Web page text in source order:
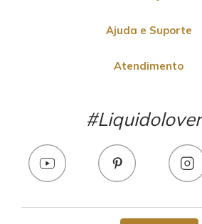
Ajuda e Suporte
Atendimento
#Liquidolover